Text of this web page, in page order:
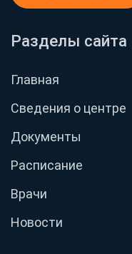
Разделы сайта
Главная
Сведения о центре
Документы
Расписание
Врачи
Новости